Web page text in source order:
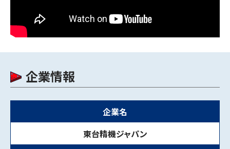
企業情報
企業名
東台精機ジャパン